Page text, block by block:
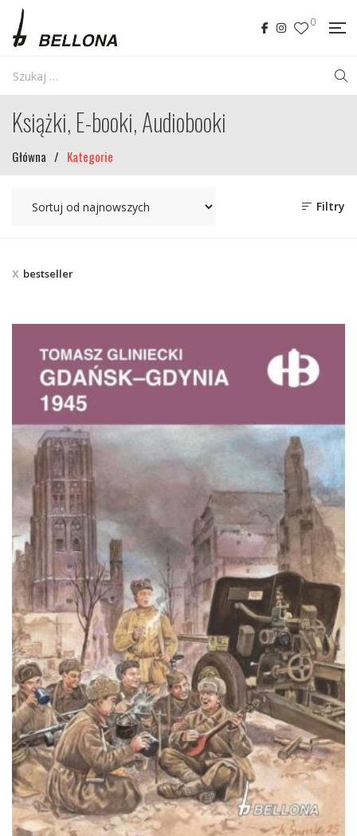
0
Książki, E-booki, Audiobooki
Główna / Kategorie
Filtry
bestseller